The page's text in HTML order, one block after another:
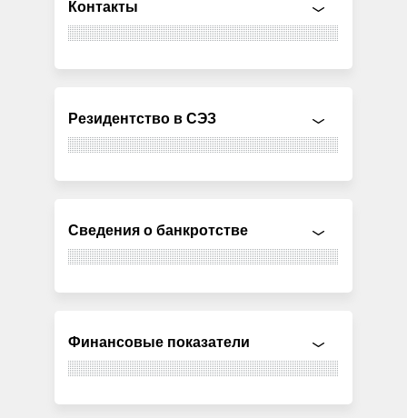
Контакты
Резидентство в СЭЗ
Сведения о банкротстве
Финансовые показатели